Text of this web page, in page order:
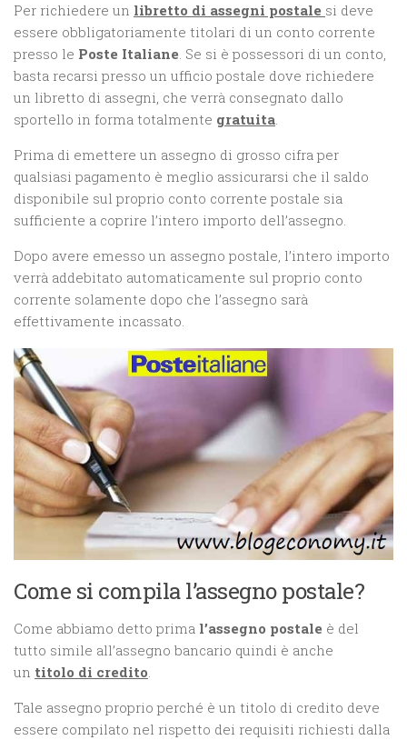
Per richiedere un libretto di assegni postale si deve
essere obbligatoriamente titolari di un conto corrente
presso le Poste Italiane. Se si è possessori di un conto,
basta recarsi presso un ufficio postale dove richiedere
un libretto di assegni, che verrà consegnato dallo
sportello in forma totalmente gratuita.
Prima di emettere un assegno di grosso cifra per
qualsiasi pagamento è meglio assicurarsi che il saldo
disponibile sul proprio conto corrente postale sia
sufficiente a coprire l’intero importo dell’assegno.
Dopo avere emesso un assegno postale, l’intero importo
verrà addebitato automaticamente sul proprio conto
corrente solamente dopo che l’assegno sarà
effettivamente incassato.
Come si compila l’assegno postale?
Come abbiamo detto prima l’assegno postale è del
tutto simile all’assegno bancario quindi è anche
un titolo di credito.
Tale assegno proprio perché è un titolo di credito deve
essere compilato nel rispetto dei requisiti richiesti dalla